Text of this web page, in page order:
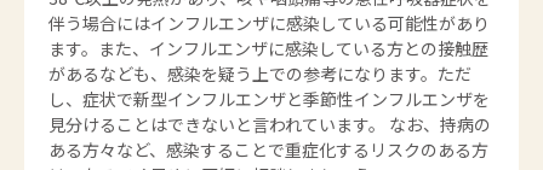
伴う場合にはインフルエンザに感染している可能性があり
ます。また、インフルエンザに感染している方との接触歴
があるなども、感染を疑う上での参考になります。ただ
し、症状で新型インフルエンザと季節性インフルエンザを
見分けることはできないと言われています。 なお、持病の
ある方々など、感染することで重症化するリスクのある方